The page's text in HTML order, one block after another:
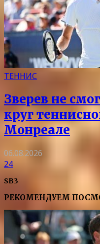
ТЕННИС
Зверев не
круг
Монреале
06.08.2026
24
SB3
РЕКОМЕНДУЕМ